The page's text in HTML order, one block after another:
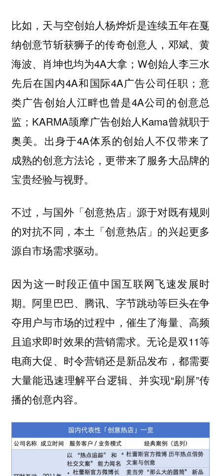
比如，天与空创始人杨烨炘是连续五年在戛
纳创意节斩获狮子的传奇创意人，邓斌、黄
海波、肖坤也均为4A大拿；W创始人李三水
先后在‌国内4A‌和‌国际4A‌广告公司任职；意
类广告创始人江畔也曾是4A公司的创意总
监；KARMA颉摩广告创始人Kama曾就职于
奥美。出身于4A体系的创始人不仅带来了
成熟的创意方法论，更带来了服务大品牌的
宝贵经验与视野。
不过，与国外「创意热店」源于对既有规则
的对抗不同，本土「创意热店」的兴起更多
源自市场需求驱动。
因为这一时段正值中国互联网飞速发展时
期。阿里巴巴、腾讯、字节跳动等巨头在争
夺用户与市场的过程中，催生了海量、高频
且追求即时效果的营销需求。无论是双11等
电商大促、时令营销还是新品发布，都需要
大量能迅速理解平台逻辑、并实现“刷屏”传
播的创意内容。